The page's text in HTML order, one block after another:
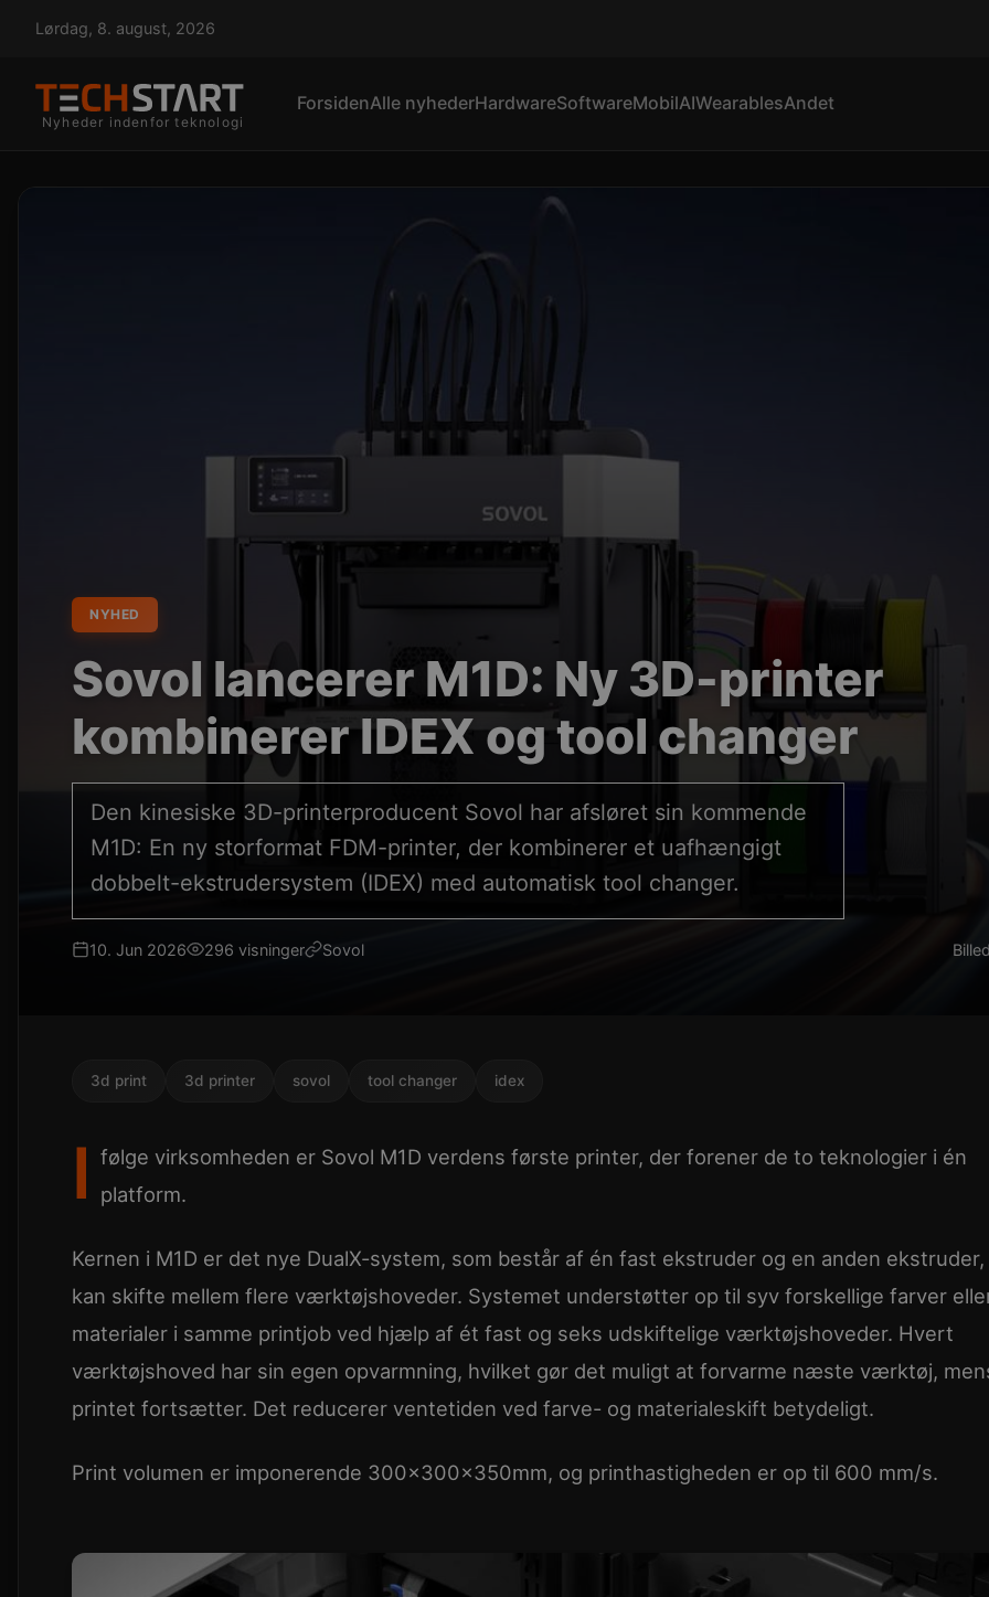
Lørdag, 8. august, 2026
Nyheder indenfor teknologi
ForsidenAlle nyhederHardwareSoftwareMobilAIWearablesAndet
NYHED
Sovol lancerer M1D: Ny 3D-printer
kombinerer IDEX og tool changer
Den kinesiske 3D-printerproducent Sovol har afsløret sin kommende
M1D: En ny storformat FDM-printer, der kombinerer et uafhængigt
dobbelt-ekstrudersystem (IDEX) med automatisk tool changer.
10. Jun 2026 296 visninger Sovol
3d print 3d printer sovol tool changer idex
I følge virksomheden er Sovol M1D verdens første printer, der forener de to teknologier i én
platform.
Kernen i M1D er det nye DualX-system, som består af én fast ekstruder og en anden
kan skifte mellem flere værktøjshoveder. Systemet understøtter op til syv forskellige farver
materialer i samme printjob ved hjælp af ét fast og seks udskiftelige værktøjshoveder. Hvert
værktøjshoved har sin egen opvarmning, hvilket gør det muligt at forvarme næste værktøj,
printet fortsætter. Det reducerer ventetiden ved farve- og materialeskift betydeligt.
Print volumen er imponerende 300x300x350mm, og printhastigheden er op til 600 mm/s.